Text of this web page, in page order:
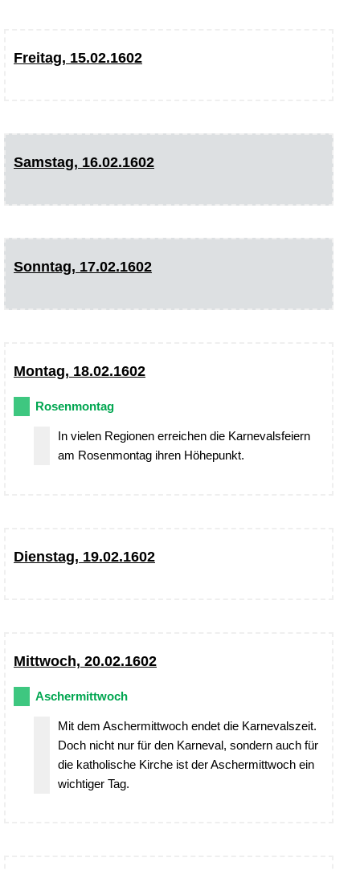
Freitag, 15.02.1602
Samstag, 16.02.1602
Sonntag, 17.02.1602
Montag, 18.02.1602
Rosenmontag
In vielen Regionen erreichen die Karnevalsfeiern
am Rosenmontag ihren Höhepunkt.
Dienstag, 19.02.1602
Mittwoch, 20.02.1602
Aschermittwoch
Mit dem Aschermittwoch endet die Karnevalszeit.
Doch nicht nur für den Karneval, sondern auch für
die katholische Kirche ist der Aschermittwoch ein
wichtiger Tag.